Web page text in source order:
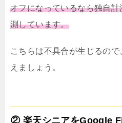
オフになっているなら独自
測しています。
こちらは不具合が生じるの
えましょう。
② 楽天シニアをGoogle